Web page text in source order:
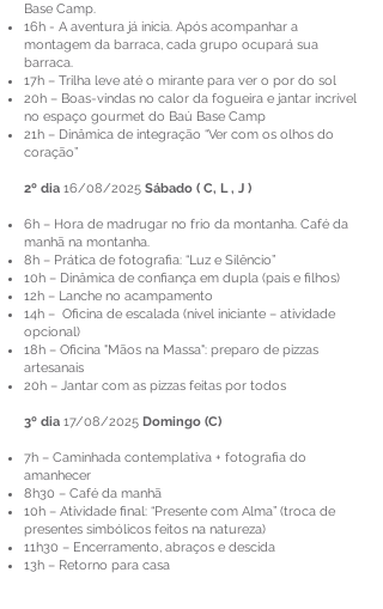
Base Camp.
16h - A aventura já inicia. Após acompanhar a
montagem da barraca, cada grupo ocupará sua
barraca.
17h – Trilha leve até o mirante para ver o por do sol
20h – Boas-vindas no calor da fogueira e jantar incrível
no espaço gourmet do Baú Base Camp
21h – Dinâmica de integração “Ver com os olhos do
coração”
2º dia 16/08/2025 Sábado ( C, L , J )
6h – Hora de madrugar no frio da montanha. Café da
manhã na montanha.
8h – Prática de fotografia: “Luz e Silêncio”
10h – Dinâmica de confiança em dupla (pais e filhos)
12h – Lanche no acampamento
14h – Oficina de escalada (nível iniciante – atividade
opcional)
18h – Oficina "Mãos na Massa": preparo de pizzas
artesanais
20h – Jantar com as pizzas feitas por todos
3º dia 17/08/2025 Domingo (C)
7h – Caminhada contemplativa + fotografia do
amanhecer
8h30 – Café da manhã
10h – Atividade final: “Presente com Alma” (troca de
presentes simbólicos feitos na natureza)
11h30 – Encerramento, abraços e descida
13h – Retorno para casa